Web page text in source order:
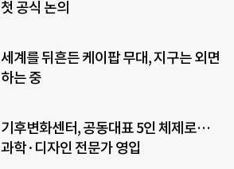
첫 공식 논의
세계를 뒤흔든 케이팝 무대, 지구는 외면
하는 중
기후변화센터, 공동대표 5인 체제로…
과학·디자인 전문가 영입